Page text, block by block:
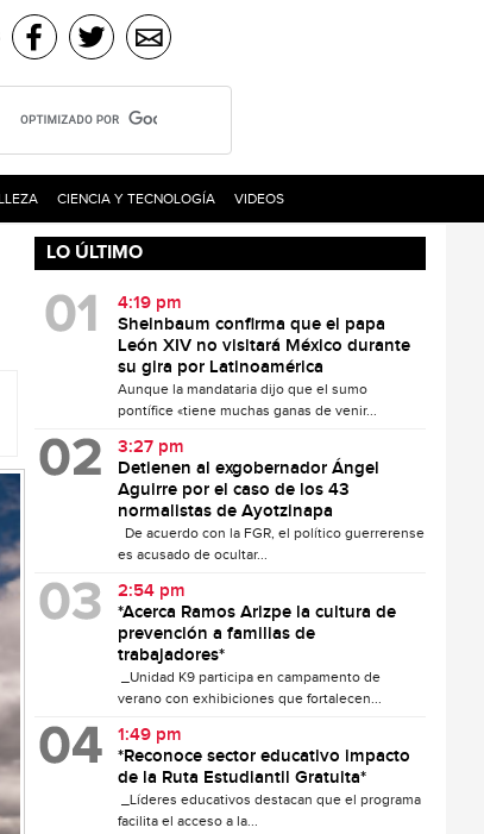
CIENCIA Y TECNOLOGÍA VIDEOS
LO ÚLTIMO
4:19 pm
Sheinbaum confirma que el papa
León XIV no visitará México durante
su gira por Latinoamérica
Aunque la mandataria dijo que el sumo
pontífice «tiene muchas ganas de venir...
3:27 pm
Detienen al exgobernador Ángel
Aguirre por el caso de los 43
normalistas de Ayotzinapa
De acuerdo con la FGR, el político guerrerense
es acusado de ocultar...
2:54 pm
*Acerca Ramos Arizpe la cultura de
prevención a familias de
trabajadores*
_Unidad K9 participa en campamento de
verano con exhibiciones que fortalecen...
1:49 pm
*Reconoce sector educativo impacto
de la Ruta Estudiantil Gratuita*
_Líderes educativos destacan que el programa
facilita el acceso a la...